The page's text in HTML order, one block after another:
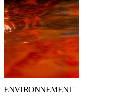
ENVIRONNEMENT